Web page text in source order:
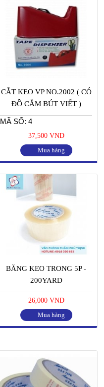
CẮT KEO VP NO.2002 ( CÓ
ĐỒ CẮM BÚT VIẾT )
MÃ SỐ: 4
37,500 VND
Mua hàng
BĂNG KEO TRONG 5P -
200YARD
26,000 VND
Mua hàng